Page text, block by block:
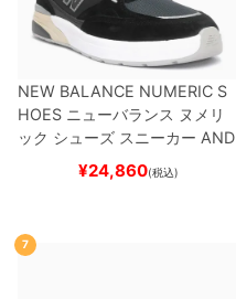
NEW BALANCE NUMERIC S
HOES ニューバランス ヌメリ
ック シューズ スニーカー AND
REW REYNOLDS 933
BLACK/NAVYスケートボ
¥24,860(税込)
7